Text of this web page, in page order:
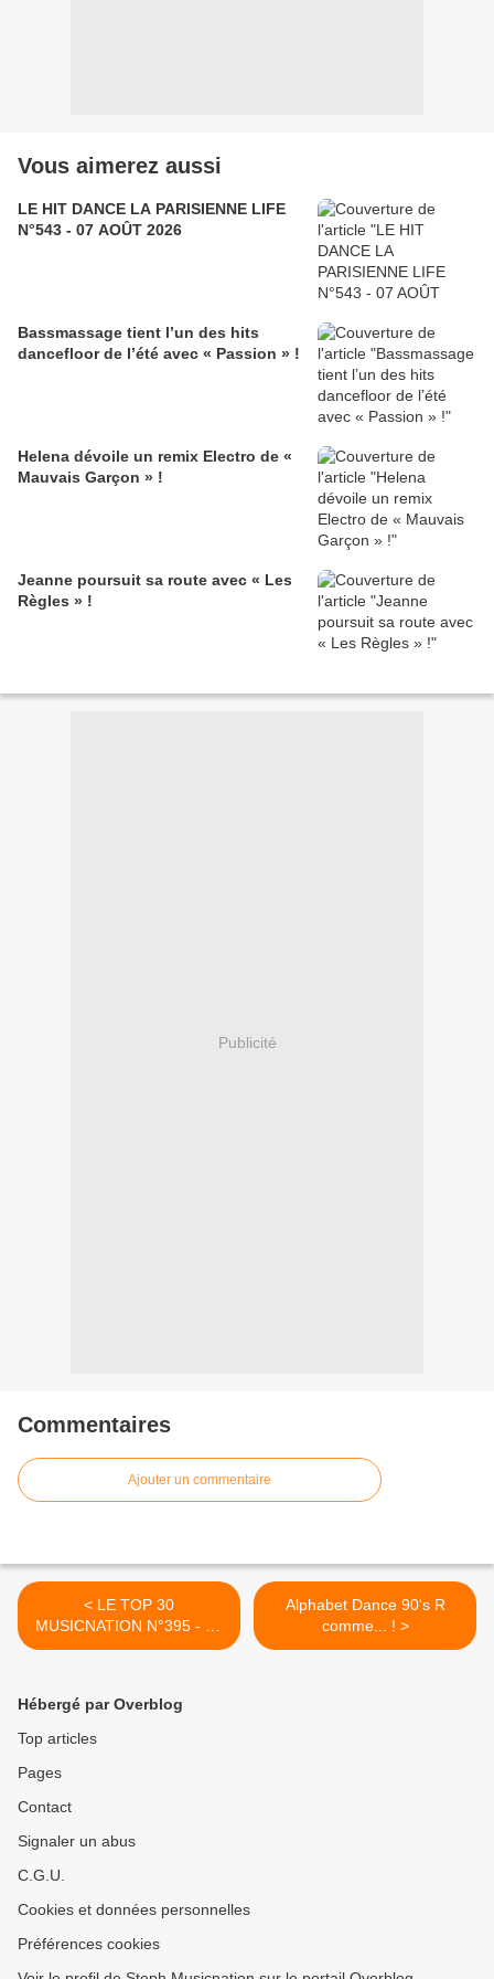
Vous aimerez aussi
LE HIT DANCE LA PARISIENNE LIFE
N°543 - 07 AOÛT 2026
Bassmassage tient l’un des hits
dancefloor de l’été avec « Passion » !
Helena dévoile un remix Electro de «
Mauvais Garçon » !
Jeanne poursuit sa route avec « Les
Règles » !
Publicité
Commentaires
Ajouter un commentaire
< LE TOP 30
MUSICNATION N°395 - 08
JANVIER 2023
Alphabet Dance 90's R
comme... ! >
Hébergé par Overblog
Top articles
Pages
Contact
Signaler un abus
C.G.U.
Cookies et données personnelles
Préférences cookies